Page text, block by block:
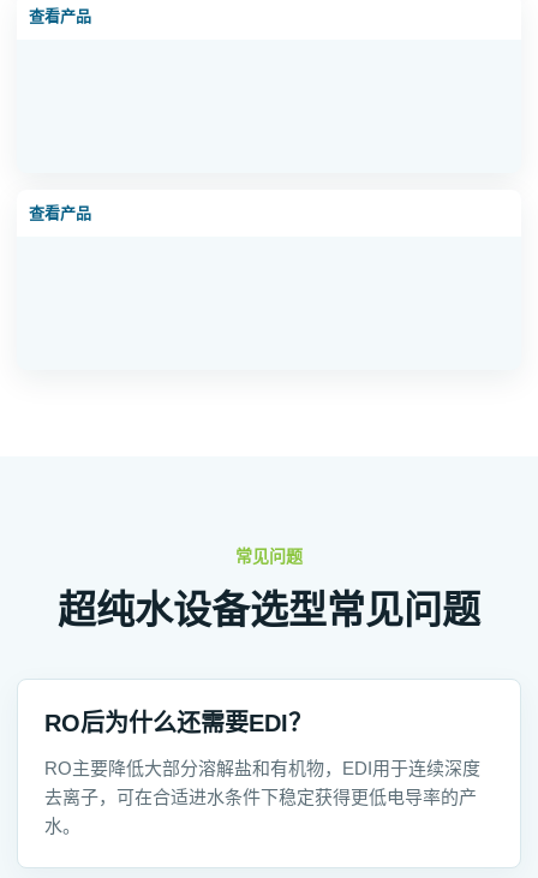
查看产品
查看产品
常见问题
超纯水设备选型常见问题
RO后为什么还需要EDI？
RO主要降低大部分溶解盐和有机物，EDI用于连续深度
去离子，可在合适进水条件下稳定获得更低电导率的产
水。